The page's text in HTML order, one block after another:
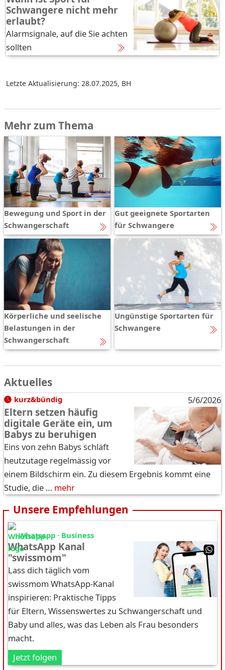
Schwangere nicht mehr
erlaubt?
Alarmsignale, auf die Sie achten
sollten
Letzte Aktualisierung: 28.07.2025, BH
Mehr zum Thema
Bewegung und Sport in der
Schwangerschaft
Gut geeignete Sportarten
für Schwangere
Körperliche und seelische
Belastungen in der
Schwangerschaft
Ungünstige Sportarten für
Schwangere
Aktuelles
kurz&bündig 5/6/2026
Eltern setzen häufig
digitale Geräte ein, um
Babys zu beruhigen
Eins von zehn Babys schläft
heutzutage regelmässig vor
einem Bildschirm ein. Zu diesem Ergebnis kommt eine
Studie, die … mehr
Unsere Empfehlungen
Whatsapp · Business
WhatsApp Kanal
"swissmom"
Lass dich täglich vom
swissmom WhatsApp-Kanal
inspirieren: Praktische Tipps
für Eltern, Wissenswertes zu Schwangerschaft und
Baby und alles, was das Leben als Frau besonders
macht.
Jetzt folgen